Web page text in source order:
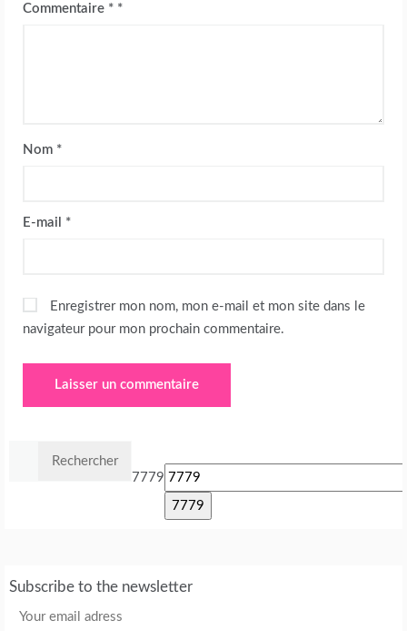
Commentaire *
Nom *
E-mail *
Enregistrer mon nom, mon e-mail et mon site dans le
navigateur pour mon prochain commentaire.
7779
Subscribe to the newsletter